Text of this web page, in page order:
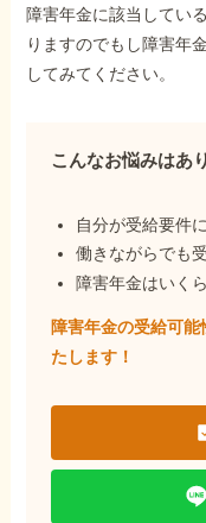
障害年金に該当してい
りますのでもし障害年
してみてください。
こんなお悩みはあ
自分が受給要件
働きながらでも
障害年金はいく
障害年金の受給可
たします！